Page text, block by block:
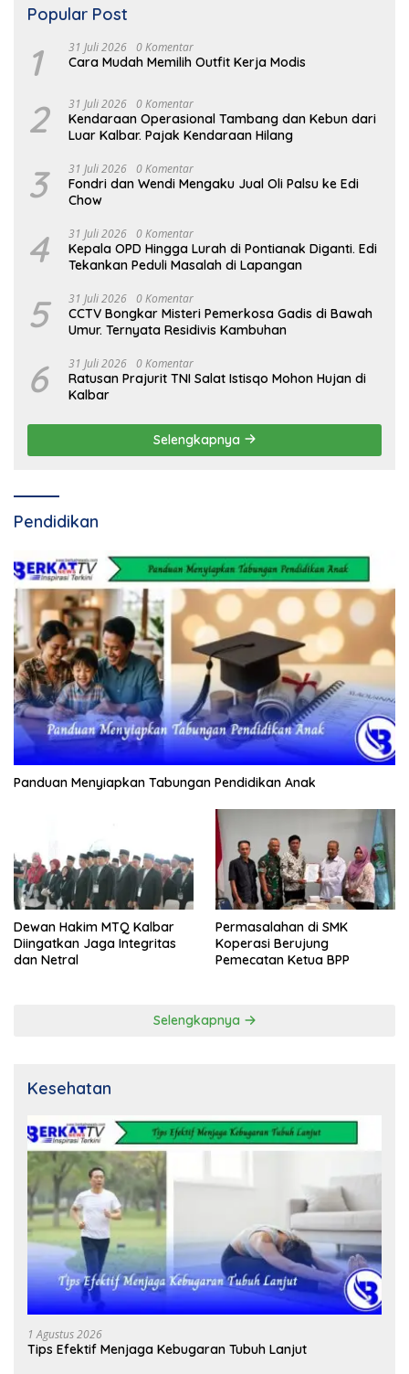
Popular Post
1 31 Juli 2026 0 Komentar
Cara Mudah Memilih Outfit Kerja Modis
2 31 Juli 2026 0 Komentar
Kendaraan Operasional Tambang dan Kebun dari
Luar Kalbar. Pajak Kendaraan Hilang
3 31 Juli 2026 0 Komentar
Fondri dan Wendi Mengaku Jual Oli Palsu ke Edi
Chow
4 31 Juli 2026 0 Komentar
Kepala OPD Hingga Lurah di Pontianak Diganti. Edi
Tekankan Peduli Masalah di Lapangan
5 31 Juli 2026 0 Komentar
CCTV Bongkar Misteri Pemerkosa Gadis di Bawah
Umur. Ternyata Residivis Kambuhan
6 31 Juli 2026 0 Komentar
Ratusan Prajurit TNI Salat Istisqo Mohon Hujan di
Kalbar
Selengkapnya
Pendidikan
Panduan Menyiapkan Tabungan Pendidikan Anak
Dewan Hakim MTQ Kalbar
Diingatkan Jaga Integritas
dan Netral
Permasalahan di SMK
Koperasi Berujung
Pemecatan Ketua BPP
Selengkapnya
Kesehatan
1 Agustus 2026
Tips Efektif Menjaga Kebugaran Tubuh Lanjut